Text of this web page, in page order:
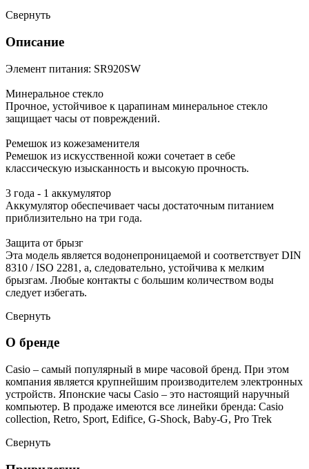
Свернуть
Описание
Элемент питания: SR920SW
Минеральное стекло
Прочное, устойчивое к царапинам минеральное стекло
защищает часы от повреждений.
Ремешок из кожезаменителя
Ремешок из искусственной кожи сочетает в себе
классическую изысканность и высокую прочность.
3 года - 1 аккумулятор
Аккумулятор обеспечивает часы достаточным питанием
приблизительно на три года.
Защита от брызг
Эта модель является водонепроницаемой и соответствует DIN
8310 / ISO 2281, а, следовательно, устойчива к мелким
брызгам. Любые контакты с большим количеством воды
следует избегать.
Свернуть
О бренде
Casio – самый популярный в мире часовой бренд. При этом
компания является крупнейшим производителем электронных
устройств. Японские часы Casio – это настоящий наручный
компьютер. В продаже имеются все линейки бренда: Casio
collection, Retro, Sport, Edifice, G-Shock, Baby-G, Pro Trek
Свернуть